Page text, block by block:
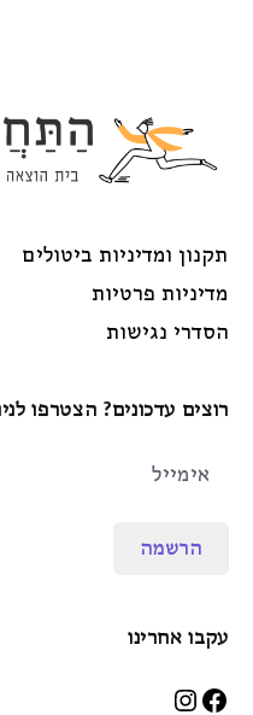
תקנון ומדיניות ביטולים
מדיניות פרטיות
הסדרי נגישות
רוצים עדכונים? הצטרפו
הרשמה
עקבו אחרינו